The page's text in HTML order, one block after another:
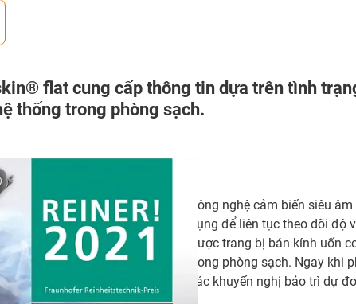
flat cung cấp thông tin dựa trên tình
thống trong phòng sạch.
Công nghệ cảm biến siêu
dụng để liên tục theo dõi độ
được trang bị bán kính uốn
trong phòng sạch. Ngay khi
các khuyến nghị bảo trì dự